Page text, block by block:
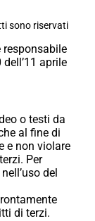
sono riservati
aprile
o testi da
al fine di
e non violare
Per
del
di terzi.